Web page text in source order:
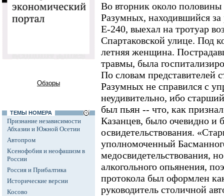
Обзоры
ТЕМЫ НОМЕРА
Признание независимости
Абхазии и Южной Осетии
Автопром
Ксенофобия и неофашизм в
России
Россия и Прибалтика
Исторические версии
Косово
Во вторник около половины
Разумных, находившийся
E-240, выехал на тротуар
Спартаковской улице. Под
летняя женщина.
травмы, была
По словам представителей
Разумных не справился с
неудивительно, ибо
был пьян -- что, как
Казанцев, было очевидно и
освидетельствования.
уполномоченный
медосвидетельствования,
алкогольного опьянения,
протокола был оформлен
руководитель столичной